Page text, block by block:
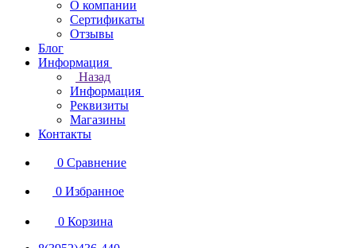
О компании
Сертификаты
Отзывы
Блог
Информация
Назад
Информация
Реквизиты
Магазины
Контакты
0 Сравнение
0 Избранное
0 Корзина